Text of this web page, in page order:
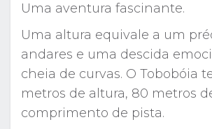
Uma aventura fascinante.
Uma altura equivale a um
andares e uma descida
cheia de curvas. O Tobobóia
metros de altura, 80 metros
comprimento de pista.